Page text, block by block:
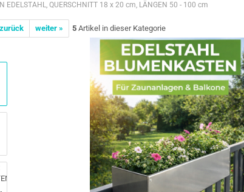
EDELSTAHL, QUERSCHNITT 18 x 20 cm, LÄNGEN 50 - 100 cm
weiter » 5 Artikel in dieser Kategorie